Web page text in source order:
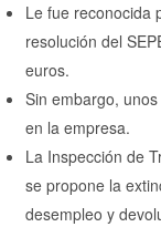
Le fue reconocida
resolución del
euros.
Sin embargo,
en la empresa.
La Inspección de
se propone la
desempleo y